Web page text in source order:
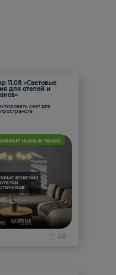
11.08 «Световые
для отелей и
свет для
46